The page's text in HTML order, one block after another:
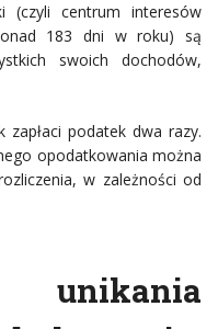
(czyli centrum interesów
183 dni w roku) są
swoich dochodów,
podatek dwa razy.
opodatkowania można
w zależności od